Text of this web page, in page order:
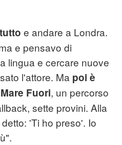
e andare a Londra.
e pensavo di
lingua e cercare nuove
l'attore. Ma poi è
Fuori, un percorso
sette provini. Alla
'Ti ho preso'. Io